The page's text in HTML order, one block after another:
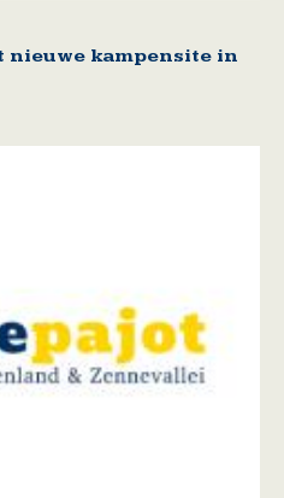
kampensite in